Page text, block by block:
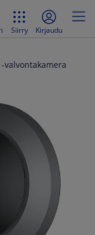
Siirry Kirjaudu
-valvontakamera